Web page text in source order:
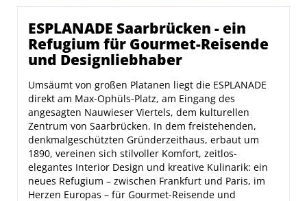
ESPLANADE Saarbrücken - ein
Refugium für Gourmet-Reisende
und Designliebhaber
Umsäumt von großen Platanen liegt die ESPLANADE
direkt am Max-Ophüls-Platz, am Eingang des
angesagten Nauwieser Viertels, dem kulturellen
Zentrum von Saarbrücken. In dem freistehenden,
denkmalgeschützten Gründerzeithaus, erbaut um
1890, vereinen sich stilvoller Komfort, zeitlos-
elegantes Interior Design und kreative Kulinarik: ein
neues Refugium – zwischen Frankfurt und Paris, im
Herzen Europas – für Gourmet-Reisende und